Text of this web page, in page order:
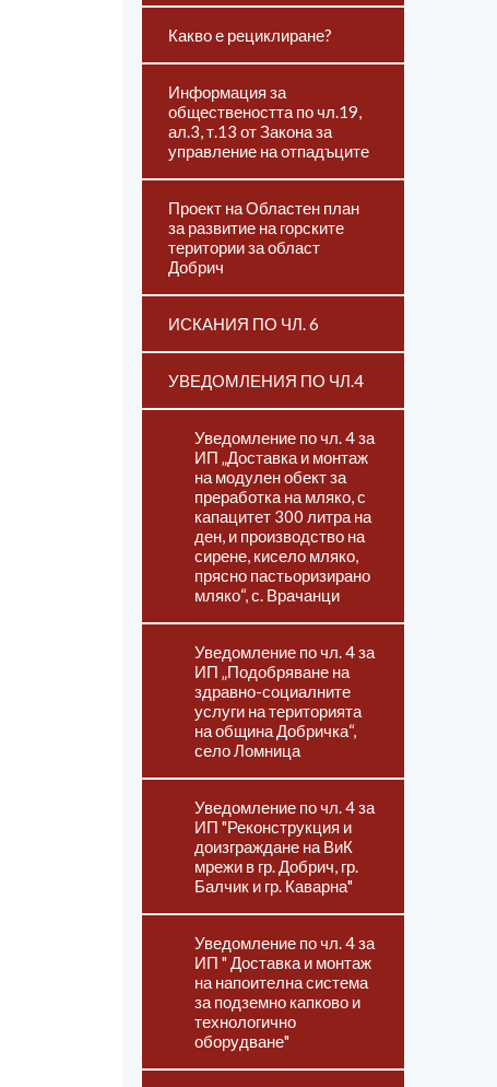
Какво е рециклиране?
Информация за
обществеността по чл.19,
ал.3, т.13 от Закона за
управление на отпадъците
Проект на Областен план
за развитие на горските
територии за област
Добрич
ИСКАНИЯ ПО ЧЛ. 6
УВЕДОМЛЕНИЯ ПО ЧЛ.4
Уведомление по чл. 4 за
ИП „Доставка и монтаж
на модулен обект за
преработка на мляко, с
капацитет 300 литра на
ден, и производство на
сирене, кисело мляко,
прясно пастьоризирано
мляко“, с. Врачанци
Уведомление по чл. 4 за
ИП „Подобряване на
здравно-социалните
услуги на територията
на община Добричка“,
село Ломница
Уведомление по чл. 4 за
ИП "Реконструкция и
доизграждане на ВиК
мрежи в гр. Добрич, гр.
Балчик и гр. Каварна"
Уведомление по чл. 4 за
ИП " Доставка и монтаж
на напоителна система
за подземно капково и
технологично
оборудване"